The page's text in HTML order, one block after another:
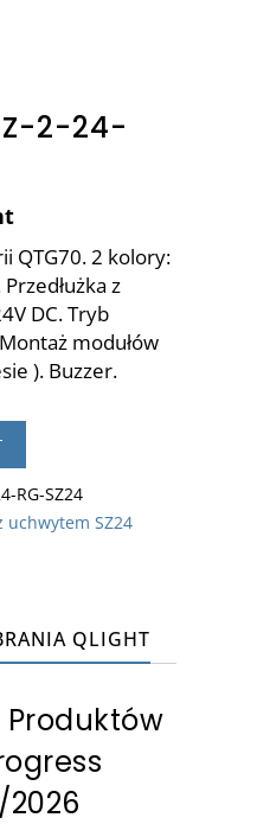
2-24-
QTG70. 2 kolory:
z
DC. Tryb
modułów
). Buzzer.
RG-SZ24
uchwytem SZ24
QLIGHT
2026